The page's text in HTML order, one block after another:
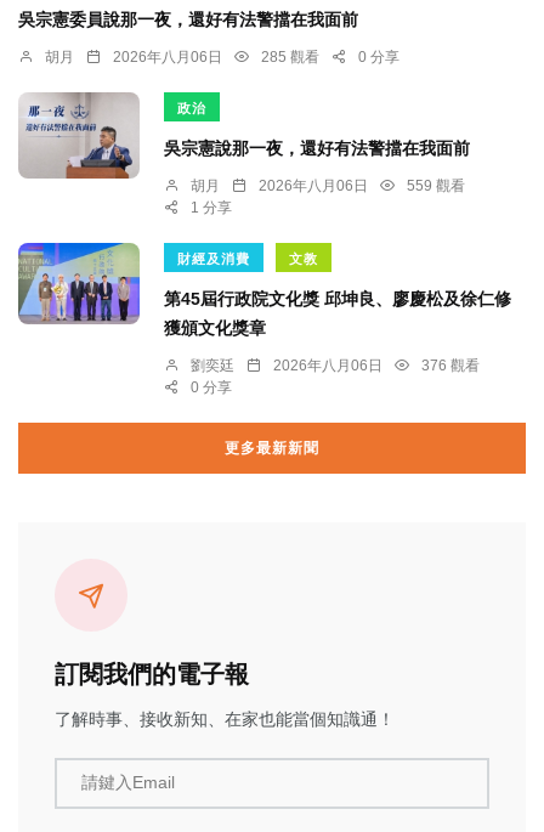
吳宗憲委員說那一夜，還好有法警擋在我面前
胡月 2026年八月06日 285 觀看 0 分享
政治
吳宗憲說那一夜，還好有法警擋在我面前
胡月 2026年八月06日
559 觀看
1 分享
財經及消費 文教
第45屆行政院文化獎 邱坤良、廖慶松及徐仁修
獲頒文化獎章
劉奕廷 2026年八月06日
376 觀看
0 分享
更多最新新聞
訂閱我們的電子報
了解時事、接收新知、在家也能當個知識通！
請鍵入Email